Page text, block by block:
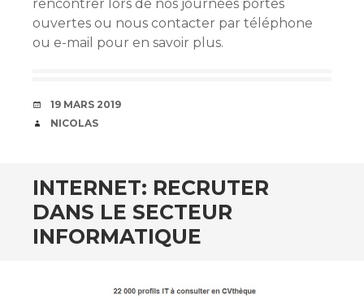
rencontrer lors de nos journées portes
ouvertes ou nous contacter par téléphone
ou e-mail pour en savoir plus.
DATE
19 MARS 2019
AUTEUR
NICOLAS
INTERNET: RECRUTER
DANS LE SECTEUR
INFORMATIQUE